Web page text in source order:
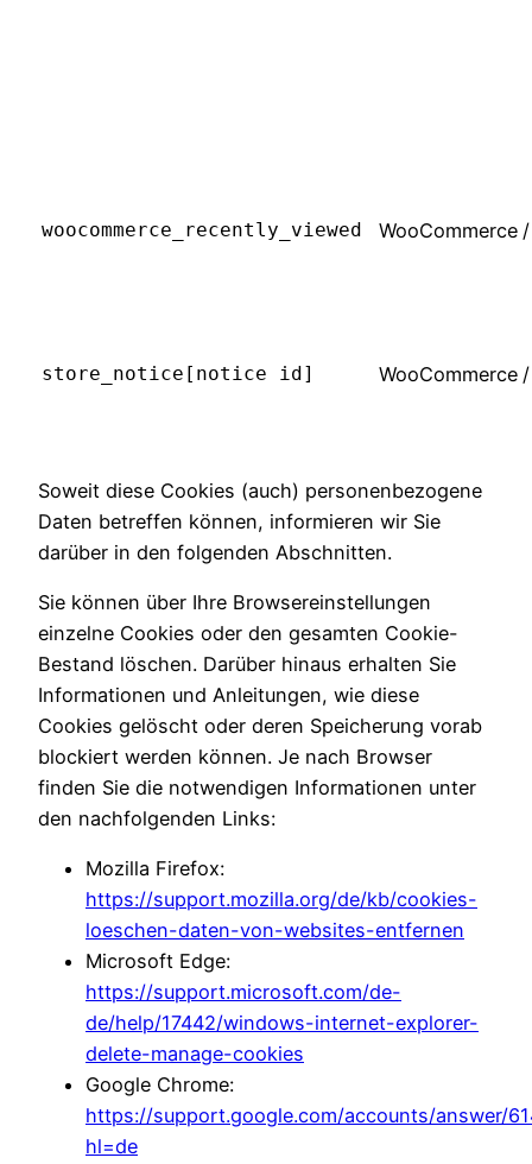
woocommerce_recently_viewed WooCommerce /
store_notice[notice id] WooCommerce /
Soweit diese Cookies (auch) personenbezogene
Daten betreffen können, informieren wir Sie
darüber in den folgenden Abschnitten.
Sie können über Ihre Browsereinstellungen
einzelne Cookies oder den gesamten Cookie-
Bestand löschen. Darüber hinaus erhalten Sie
Informationen und Anleitungen, wie diese
Cookies gelöscht oder deren Speicherung vorab
blockiert werden können. Je nach Browser
finden Sie die notwendigen Informationen unter
den nachfolgenden Links:
Mozilla Firefox:
https://support.mozilla.org/de/kb/cookies-
loeschen-daten-von-websites-entfernen
Microsoft Edge:
https://support.microsoft.com/de-
de/help/17442/windows-internet-explorer-
delete-manage-cookies
Google Chrome:
https://support.google.com/accounts/answer/
hl=de